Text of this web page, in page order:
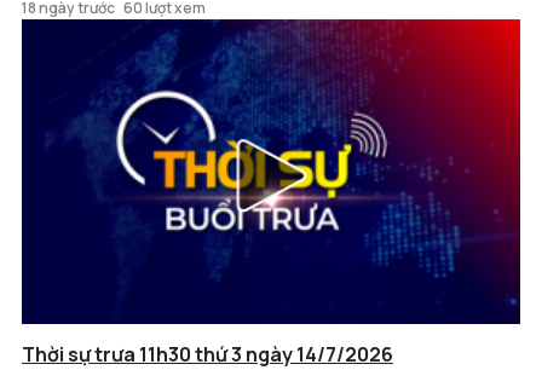
18 ngày trước 60 lượt xem
Thời sự trưa 11h30 thứ 3 ngày 14/7/2026